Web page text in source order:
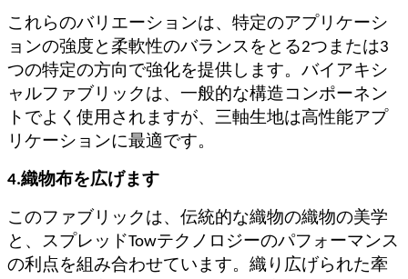
これらのバリエーションは、特定のアプリケーシ
ョンの強度と柔軟性のバランスをとる2つまたは3
つの特定の方向で強化を提供します。バイアキシ
ャルファブリックは、一般的な構造コンポーネン
トでよく使用されますが、三軸生地は高性能アプ
リケーションに最適です。
4.織物布を広げます
このファブリックは、伝統的な織物の織物の美学
と、スプレッドTowテクノロジーのパフォーマンス
の利点を組み合わせています。織り広げられた牽